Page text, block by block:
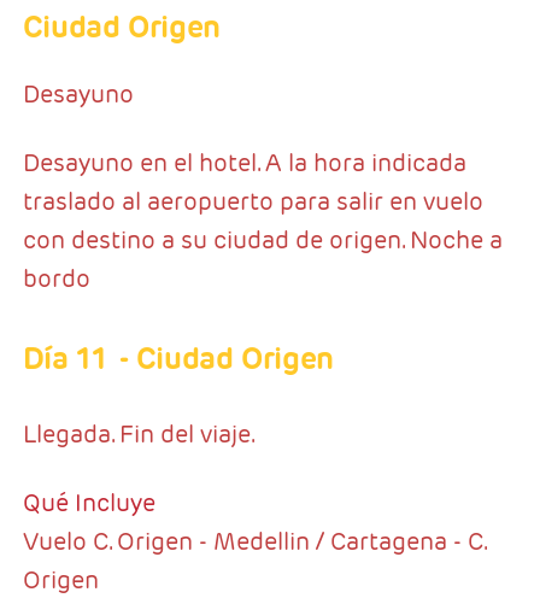
Ciudad Origen
Desayuno
Desayuno en el hotel. A la hora indicada
traslado al aeropuerto para salir en vuelo
con destino a su ciudad de origen. Noche a
bordo
Día 11 - Ciudad Origen
Llegada. Fin del viaje.
Qué Incluye
Vuelo C. Origen - Medellin / Cartagena - C.
Origen